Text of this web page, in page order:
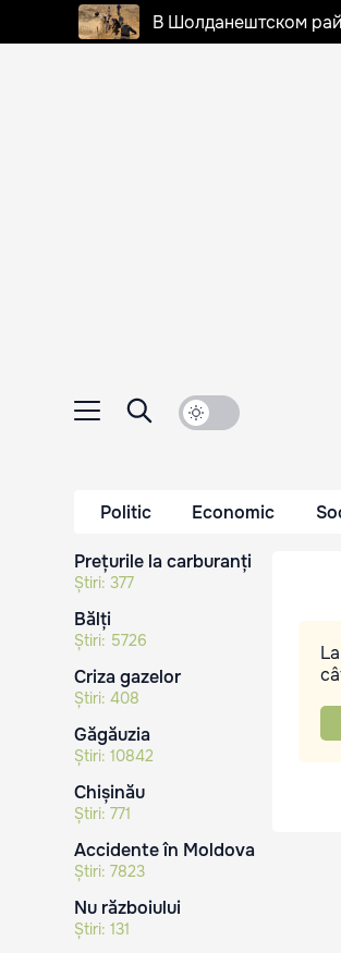
В Шолданештском
Politic Economic
Prețurile la carburanți
Știri: 377
Bălți
Știri: 5726
Criza gazelor
Știri: 408
Găgăuzia
Știri: 10842
Chișinău
Știri: 771
Accidente în Moldova
Știri: 7823
Nu războiului
Știri: 131